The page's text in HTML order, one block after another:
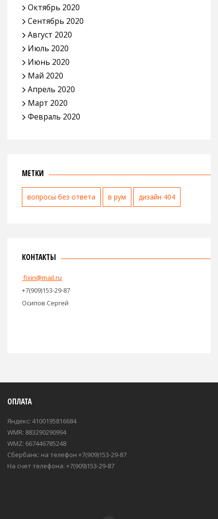
Октябрь 2020
Сентябрь 2020
Август 2020
Июль 2020
Июнь 2020
Май 2020
Апрель 2020
Март 2020
Февраль 2020
МЕТКИ
вопросы без ответа в рум дизайн 404
КОНТАКТЫ
fixin@mail.ru
+7(909)153-29-87
Осипов Сергей
ОПЛАТА
Яндекс: 4100195816684
WMR: 883290290994
WMZ: 667446785248
Сбербанк: на телефон +7(909)153-29-87
На счет телефона: +7(909)153-29-87